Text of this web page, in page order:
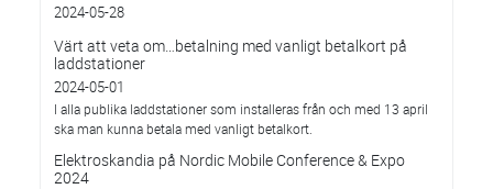
2024-05-28
Värt att veta om…betalning med vanligt betalkort på
laddstationer
2024-05-01
I alla publika laddstationer som installeras från och med 13 april
ska man kunna betala med vanligt betalkort.
Elektroskandia på Nordic Mobile Conference & Expo
2024